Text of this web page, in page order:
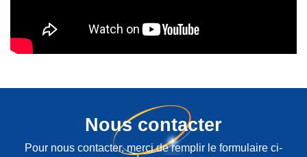
Nous contacter
Pour nous contacter, merci de remplir le formulaire ci-